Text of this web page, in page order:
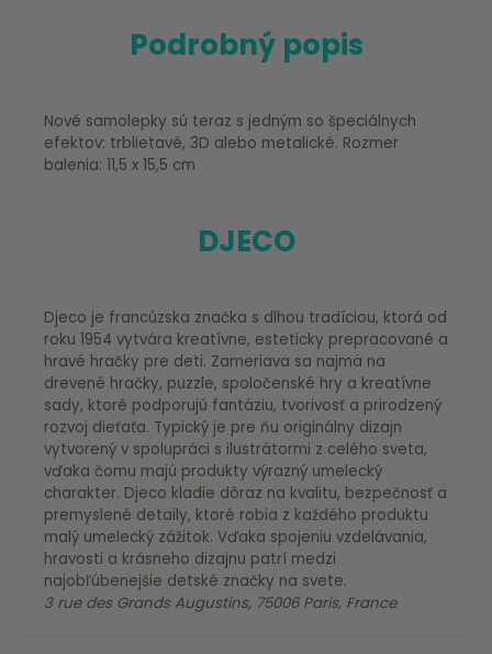
Podrobný popis
Nové samolepky sú teraz s jedným so špeciálnych
efektov: trblietavé, 3D alebo metalické. Rozmer
balenia: 11,5 x 15,5 cm
DJECO
Djeco je francúzska značka s dlhou tradíciou, ktorá od
roku 1954 vytvára kreatívne, esteticky prepracované a
hravé hračky pre deti. Zameriava sa najmä na
drevené hračky, puzzle, spoločenské hry a kreatívne
sady, ktoré podporujú fantáziu, tvorivosť a prirodzený
rozvoj dieťaťa. Typický je pre ňu originálny dizajn
vytvorený v spolupráci s ilustrátormi z celého sveta,
vďaka čomu majú produkty výrazný umelecký
charakter. Djeco kladie dôraz na kvalitu, bezpečnosť a
premyslené detaily, ktoré robia z každého produktu
malý umelecký zážitok. Vďaka spojeniu vzdelávania,
hravosti a krásneho dizajnu patrí medzi
najobľúbenejšie detské značky na svete.
3 rue des Grands Augustins, 75006 Paris, France